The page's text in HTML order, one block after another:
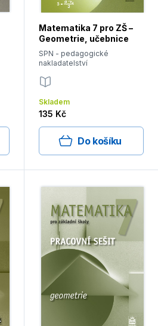
Matematika 7 pro ZŠ –
Geometrie, učebnice
SPN - pedagogické
nakladatelství
Skladem
135 Kč
Do košíku